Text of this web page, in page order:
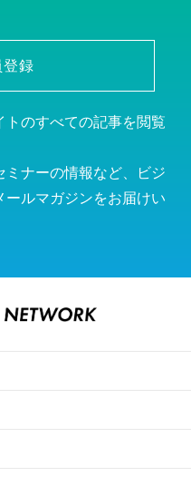
登録
のすべての記事を閲覧
ミナーの情報など、ビジ
ールマガジンをお届けい